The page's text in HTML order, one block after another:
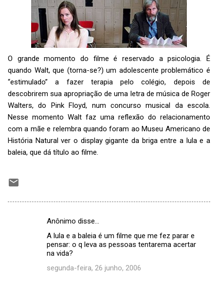
O grande momento do filme é reservado a psicologia. É
quando Walt, que (torna-se?) um adolescente problemático é
“estimulado” a fazer terapia pelo colégio, depois de
descobrirem sua apropriação de uma letra de música de Roger
Walters, do Pink Floyd, num concurso musical da escola.
Nesse momento Walt faz uma reflexão do relacionamento
com a mãe e relembra quando foram ao Museu Americano de
História Natural ver o display gigante da briga entre a lula e a
baleia, que dá título ao filme.
Anônimo disse…
A lula e a baleia é um filme que me fez parar e
pensar: o q leva as pessoas tentarema acertar
na vida?
segunda-feira, 26 junho, 2006